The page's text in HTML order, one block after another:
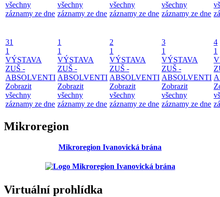
všechny
záznamy ze dne
všechny
záznamy ze dne
všechny
záznamy ze dne
všechny
záznamy ze dne
31
1
VÝSTAVA
ZUŠ -
ABSOLVENTI
Zobrazit
všechny
záznamy ze dne
1
1
VÝSTAVA
ZUŠ -
ABSOLVENTI
Zobrazit
všechny
záznamy ze dne
2
1
VÝSTAVA
ZUŠ -
ABSOLVENTI
Zobrazit
všechny
záznamy ze dne
3
1
VÝSTAVA
ZUŠ -
ABSOLVENTI
Zobrazit
všechny
záznamy ze dne
4
1
Mikroregion
Mikroregion Ivanovická brána
Virtuální prohlídka